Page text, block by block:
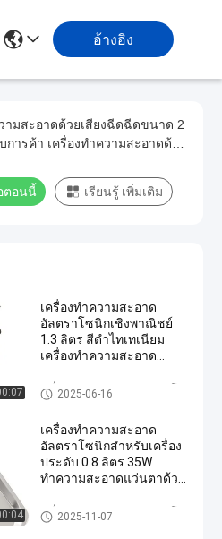
อ้างอิง
ามสะอาดด้วยเสียงฉีดฉีดขนาด 2
การค้า เครื่องทําความสะอาดด้วย
าดด้วยเสียงฉีดฉีด JPS-10A
ตอนนี้ เรียนรู้ เพิ่มเติม
เครื่องทำความสะอาด
อัลตราโซนิกเชิงพาณิชย์
1.3 ลิตร สีดำไทเทเนียม
เครื่องทำความสะอาด
อาชีพ 60W
เครื่องทำความสะอาดอัลตราโซ
นิกเชิงพาณิชย์
2025-06-16
เครื่องทำความสะอาด
อัลตราโซนิกสำหรับเครื่อง
ประดับ 0.8 ลิตร 35W
ทำความสะอาดแว่นตาด้วย
เครื่องทำความสะอาดอัลตราโซ
นิกเชิงพาณิชย์
2025-11-07